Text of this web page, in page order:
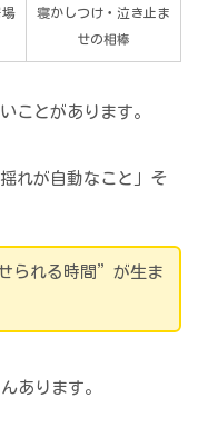
場
寝かしつけ・泣き止ま
せの相棒
ことがあります。
れが自動なこと」そ
られる時間”が生ま
あります。